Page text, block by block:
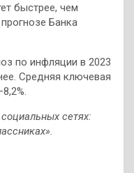
быстрее, чем
Банка
по инфляции в 2023
Средняя ключевая
сетях: